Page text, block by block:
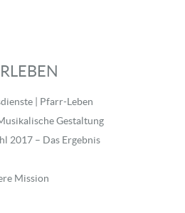
| Pfarr-Leben
Gestaltung
2017 – Das Ergebnis
Mission